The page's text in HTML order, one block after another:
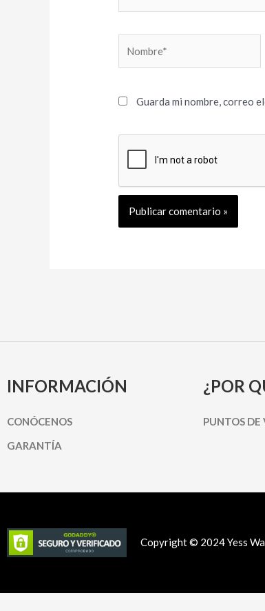
Guarda mi nombre, correo
INFORMACIÓN
CONÓCENOS
GARANTÍA
¿POR
PUNTOS DE
Copyright © 2024 Yess